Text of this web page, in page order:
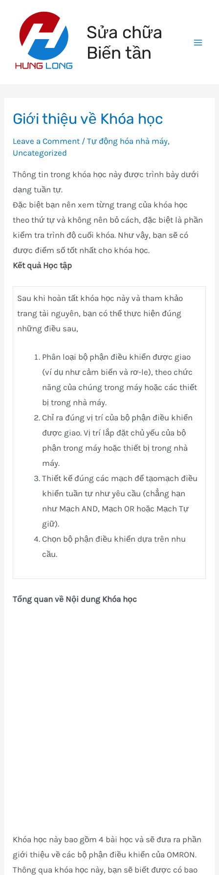
content
Sửa chữa
Biến tần
Giới thiệu về Khóa học
Leave a Comment /Tự động hóa nhà máy,
Uncategorized
Thông tin trong khóa học này được trình bày dưới
dạng tuần tự.
Đặc biệt bạn nên xem từng trang của khóa học
theo thứ tự và không nên bỏ cách, đặc biệt là phần
kiểm tra trình độ cuối khóa. Như vậy, bạn sẽ có
được điểm số tốt nhất cho khóa học.
Kết quả Học tập
Sau khi hoàn tất khóa học này và tham khảo
trang tài nguyên, bạn có thể thực hiện đúng
những điều sau,
Phân loại bộ phận điều khiển được giao
(ví dụ như cảm biến và rơ-le), theo chức
năng của chúng trong máy hoặc các thiết
bị trong nhà máy.
Chỉ ra đúng vị trí của bộ phận điều khiển
được giao. Vị trí lắp đặt chủ yếu của bộ
phận trong máy hoặc thiết bị trong nhà
máy.
Thiết kế đúng các mạch để tạomạch điều
khiển tuần tự như yêu cầu (chẳng hạn
như Mạch AND, Mạch OR hoặc Mạch Tự
giữ).
Chọn bộ phận điều khiển dựa trên nhu
cầu.
Tổng quan về Nội dung Khóa học
Khóa học này bao gồm 4 bài học và sẽ đưa ra phần
giới thiệu về các bộ phận điều khiển của OMRON.
Thông qua khóa học này, bạn sẽ biết được có bao